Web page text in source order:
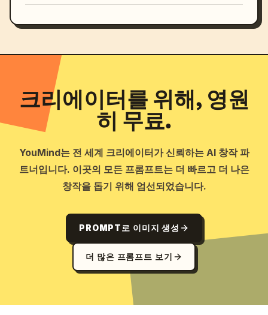
크리에이터를 위해, 영원
히 무료.
YouMind는 전 세계 크리에이터가 신뢰하는 AI 창작 파
트너입니다. 이곳의 모든 프롬프트는 더 빠르고 더 나은
창작을 돕기 위해 엄선되었습니다.
PROMPT로 이미지 생성
더 많은 프롬프트 보기